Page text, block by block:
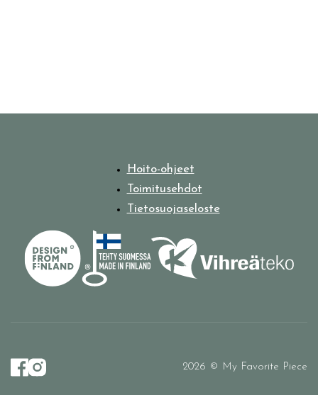
Hoito-ohjeet
Toimitusehdot
Tietosuojaseloste
2026 © My Favorite Piece